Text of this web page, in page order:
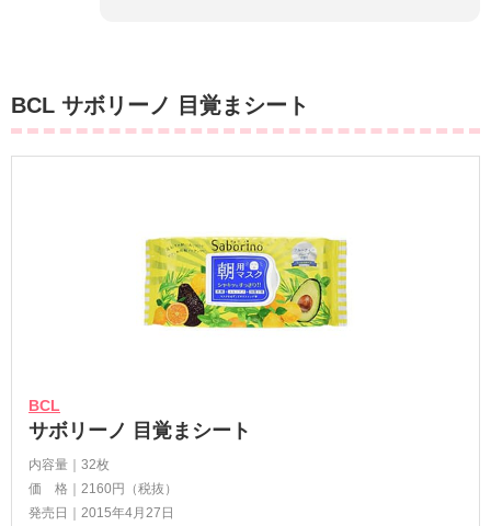
BCL サボリーノ 目覚まシート
BCL
サボリーノ 目覚まシート
内容量｜32枚
価 格｜2160円（税抜）
発売日｜2015年4月27日